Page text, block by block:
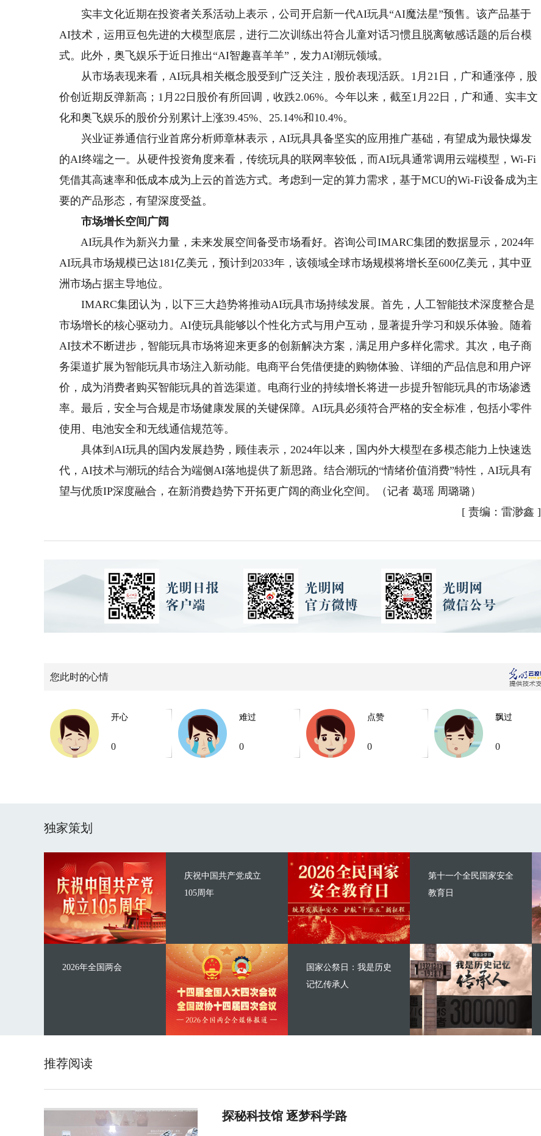
实丰文化近期在投资者关系活动上表示，公司开启新一代AI玩具“AI魔法星”预售。该产品基于
AI技术，运用豆包先进的大模型底层，进行二次训练出符合儿童对话习惯且脱离敏感话题的后台模
式。此外，奥飞娱乐于近日推出“AI智趣喜羊羊”，发力AI潮玩领域。
从市场表现来看，AI玩具相关概念股受到广泛关注，股价表现活跃。1月21日，广和通涨停，股
价创近期反弹新高；1月22日股价有所回调，收跌2.06%。今年以来，截至1月22日，广和通、实丰文
化和奥飞娱乐的股价分别累计上涨39.45%、25.14%和10.4%。
兴业证券通信行业首席分析师章林表示，AI玩具具备坚实的应用推广基础，有望成为最快爆发
的AI终端之一。从硬件投资角度来看，传统玩具的联网率较低，而AI玩具通常调用云端模型，Wi-Fi
凭借其高速率和低成本成为上云的首选方式。考虑到一定的算力需求，基于MCU的Wi-Fi设备成为主
要的产品形态，有望深度受益。
市场增长空间广阔
AI玩具作为新兴力量，未来发展空间备受市场看好。咨询公司IMARC集团的数据显示，2024年
AI玩具市场规模已达181亿美元，预计到2033年，该领域全球市场规模将增长至600亿美元，其中亚
洲市场占据主导地位。
IMARC集团认为，以下三大趋势将推动AI玩具市场持续发展。首先，人工智能技术深度整合是
市场增长的核心驱动力。AI使玩具能够以个性化方式与用户互动，显著提升学习和娱乐体验。随着
AI技术不断进步，智能玩具市场将迎来更多的创新解决方案，满足用户多样化需求。其次，电子商
务渠道扩展为智能玩具市场注入新动能。电商平台凭借便捷的购物体验、详细的产品信息和用户评
价，成为消费者购买智能玩具的首选渠道。电商行业的持续增长将进一步提升智能玩具的市场渗透
率。最后，安全与合规是市场健康发展的关键保障。AI玩具必须符合严格的安全标准，包括小零件
使用、电池安全和无线通信规范等。
具体到AI玩具的国内发展趋势，顾佳表示，2024年以来，国内外大模型在多模态能力上快速迭
代，AI技术与潮玩的结合为端侧AI落地提供了新思路。结合潮玩的“情绪价值消费”特性，AI玩具有
望与优质IP深度融合，在新消费趋势下开拓更广阔的商业化空间。（记者 葛瑶 周璐璐）
[ 责编：雷渺鑫 ]
您此时的心情
开心
0
难过
0
点赞
0
飘过
0
独家策划
庆祝中国共产党成立
105周年
2026年全国两会
第十一个全民国家安全
教育日
国家公祭日：我是历史
记忆传承人
推荐阅读
探秘科技馆 逐梦科学路